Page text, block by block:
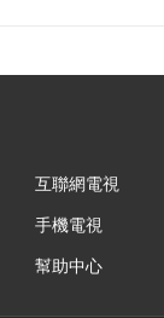
互聯網電視
手機電視
幫助中心